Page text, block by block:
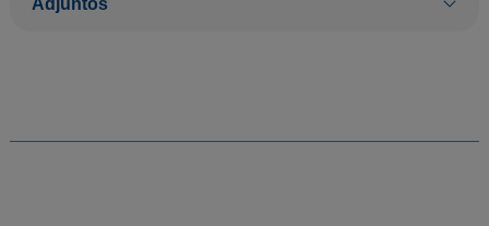
Adjuntos